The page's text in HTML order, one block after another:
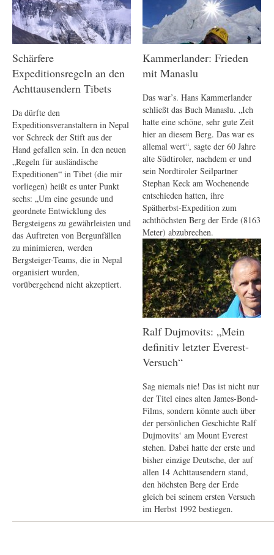
Schärfere
Expeditionsregeln an den
Achttausendern Tibets
Da dürfte den
Expeditionsveranstaltern in Nepal
vor Schreck der Stift aus der
Hand gefallen sein. In den neuen
„Regeln für ausländische
Expeditionen“ in Tibet (die mir
vorliegen) heißt es unter Punkt
sechs: „Um eine gesunde und
geordnete Entwicklung des
Bergsteigens zu gewährleisten und
das Auftreten von Bergunfällen
zu minimieren, werden
Bergsteiger-Teams, die in Nepal
organisiert wurden,
vorübergehend nicht akzeptiert.
Kammerlander: Frieden
mit Manaslu
Das war’s. Hans Kammerlander
schließt das Buch Manaslu. „Ich
hatte eine schöne, sehr gute Zeit
hier an diesem Berg. Das war es
allemal wert“, sagte der 60 Jahre
alte Südtiroler, nachdem er und
sein Nordtiroler Seilpartner
Stephan Keck am Wochenende
entschieden hatten, ihre
Spätherbst-Expedition zum
achthöchsten Berg der Erde (8163
Meter) abzubrechen.
Ralf Dujmovits: „Mein
definitiv letzter Everest-
Versuch“
Sag niemals nie! Das ist nicht nur
der Titel eines alten James-Bond-
Films, sondern könnte auch über
der persönlichen Geschichte Ralf
Dujmovits‘ am Mount Everest
stehen. Dabei hatte der erste und
bisher einzige Deutsche, der auf
allen 14 Achttausendern stand,
den höchsten Berg der Erde
gleich bei seinem ersten Versuch
im Herbst 1992 bestiegen.